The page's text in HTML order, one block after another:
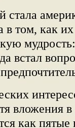
стала
в том, как
встал
вложения
как пятые